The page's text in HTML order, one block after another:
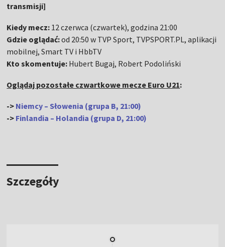
transmisji]
Kiedy mecz: 12 czerwca (czwartek), godzina 21:00
Gdzie oglądać:od 20:50 w TVP Sport, TVPSPORT.PL, aplikacji
mobilnej, Smart TV i HbbTV
Kto skomentuje: Hubert Bugaj, Robert Podoliński
Oglądaj pozostałe czwartkowe mecze Euro U21:
-> Niemcy – Słowenia (grupa B, 21:00)
-> Finlandia – Holandia (grupa D, 21:00)
Szczegóły